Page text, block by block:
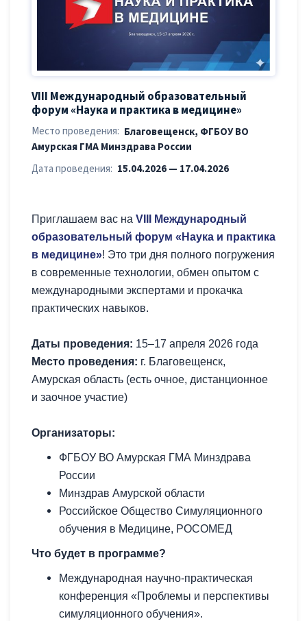
VIII Международный образовательный
форум «Наука и практика в медицине»
Место проведения: Благовещенск, ФГБОУ ВО
Амурская ГМА Минздрава России
Дата проведения: 15.04.2026 — 17.04.2026
Приглашаем вас на VIII Международный
образовательный форум «Наука и практика
в медицине»! Это три дня полного погружения
в современные технологии, обмен опытом с
международными экспертами и прокачка
практических навыков.
Даты проведения: 15–17 апреля 2026 года
Место проведения: г. Благовещенск,
Амурская область (есть очное, дистанционное
и заочное участие)
Организаторы:
ФГБОУ ВО Амурская ГМА Минздрава
России
Минздрав Амурской области
Российское Общество Симуляционного
обучения в Медицине, РОСОМЕД
Что будет в программе?
Международная научно-практическая
конференция «Проблемы и перспективы
симуляционного обучения».